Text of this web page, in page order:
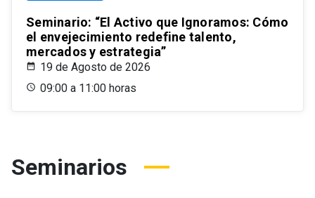
Seminario: “El Activo que Ignoramos: Cómo
el envejecimiento redefine talento,
mercados y estrategia”
19 de Agosto de 2026
09:00 a 11:00 horas
Seminarios